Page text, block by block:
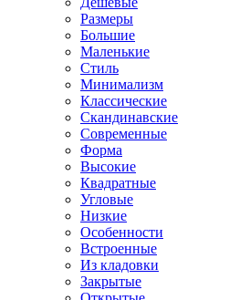
Размеры
Большие
Маленькие
Стиль
Минимализм
Классические
Скандинавские
Современные
Форма
Высокие
Квадратные
Угловые
Низкие
Особенности
Встроенные
Из кладовки
Закрытые